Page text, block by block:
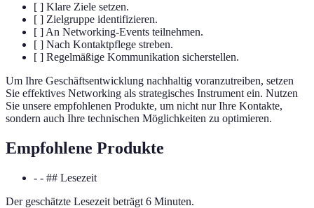
[ ] Klare Ziele setzen.
[ ] Zielgruppe identifizieren.
[ ] An Networking-Events teilnehmen.
[ ] Nach Kontaktpflege streben.
[ ] Regelmäßige Kommunikation sicherstellen.
Um Ihre Geschäftsentwicklung nachhaltig voranzutreiben, setzen
Sie effektives Networking als strategisches Instrument ein. Nutzen
Sie unsere empfohlenen Produkte, um nicht nur Ihre Kontakte,
sondern auch Ihre technischen Möglichkeiten zu optimieren.
Empfohlene Produkte
- - ## Lesezeit
Der geschätzte Lesezeit beträgt 6 Minuten.